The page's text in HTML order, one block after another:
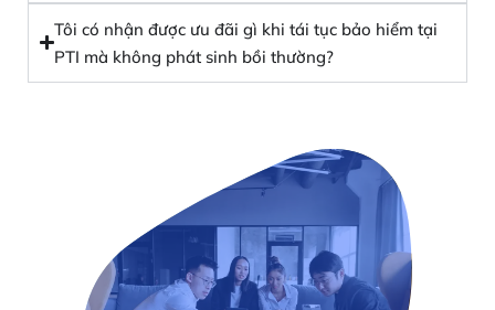
Tôi có nhận được ưu đãi gì khi tái tục bảo hiểm tại
PTI mà không phát sinh bồi thường?